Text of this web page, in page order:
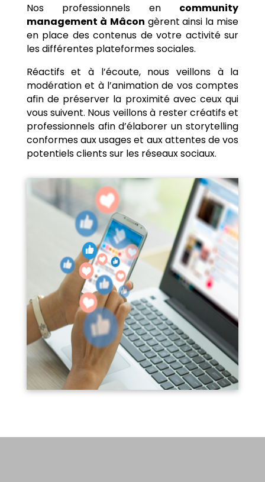
Nos professionnels en community
management à Mâcon gèrent ainsi la mise
en place des contenus de votre activité sur
les différentes plateformes sociales.
Réactifs et à l’écoute, nous veillons à la
modération et à l’animation de vos comptes
afin de préserver la proximité avec ceux qui
vous suivent. Nous veillons à rester créatifs et
professionnels afin d’élaborer un storytelling
conformes aux usages et aux attentes de vos
potentiels clients sur les réseaux sociaux.